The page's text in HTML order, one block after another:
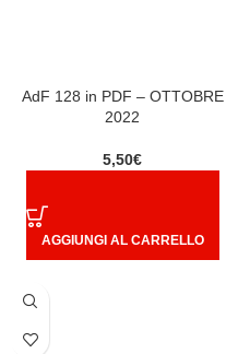
AdF 128 in PDF – OTTOBRE
2022
5,50€
AGGIUNGI AL CARRELLO